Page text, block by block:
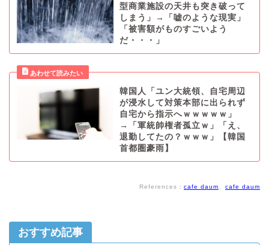
型商業施設の天井も突き破って
しまう」→「嘘のような現実」
「被害額がものすごいよう
だ・・・」
韓国人「ユン大統領、自宅周辺
が浸水して対策本部に出られず
自宅から指示へｗｗｗｗｗ」
→「軍統帥権者孤立ｗ」「え、
退勤してたの？ｗｗｗ」【韓国
首都圏豪雨】
References： cafe daum cafe daum
おすすめ記事